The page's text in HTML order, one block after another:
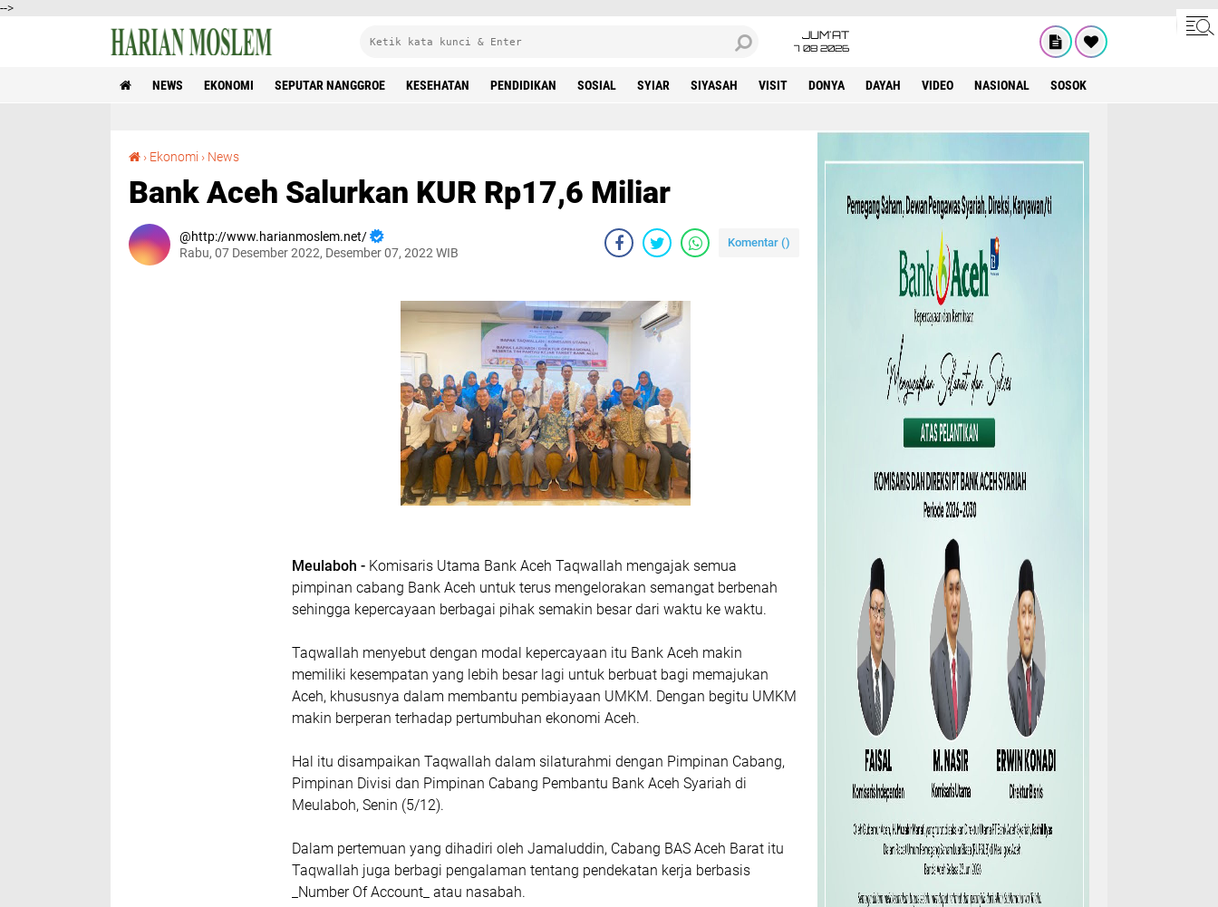
-->
JUM'AT
7 08 2026
NEWS EKONOMI SEPUTAR NANGGROE KESEHATAN PENDIDIKAN SOSIAL SYIAR SIYASAH VISIT DONYA DAYAH VIDEO NASIONAL SOSOK
› Ekonomi › News
Bank Aceh Salurkan KUR Rp17,6 Miliar
http://www.harianmoslem.net/
Rabu, 07 Desember 2022, Desember 07, 2022 WIB
Komentar ()
Meulaboh - Komisaris Utama Bank Aceh Taqwallah mengajak semua
pimpinan cabang Bank Aceh untuk terus mengelorakan semangat berbenah
sehingga kepercayaan berbagai pihak semakin besar dari waktu ke waktu.
Taqwallah menyebut dengan modal kepercayaan itu Bank Aceh makin
memiliki kesempatan yang lebih besar lagi untuk berbuat bagi memajukan
Aceh, khususnya dalam membantu pembiayaan UMKM. Dengan begitu UMKM
makin berperan terhadap pertumbuhan ekonomi Aceh.
Hal itu disampaikan Taqwallah dalam silaturahmi dengan Pimpinan Cabang,
Pimpinan Divisi dan Pimpinan Cabang Pembantu Bank Aceh Syariah di
Meulaboh, Senin (5/12).
Dalam pertemuan yang dihadiri oleh Jamaluddin, Cabang BAS Aceh Barat itu
Taqwallah juga berbagi pengalaman tentang pendekatan kerja berbasis
_Number Of Account_ atau nasabah.